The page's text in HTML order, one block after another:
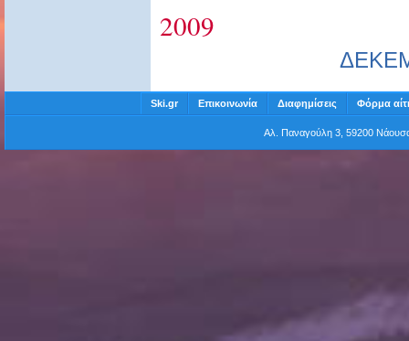
2009
Ski.gr Επικοινωνία Διαφημίσεις Φόρμα
Αλ. Παναγούλη 3, 59200